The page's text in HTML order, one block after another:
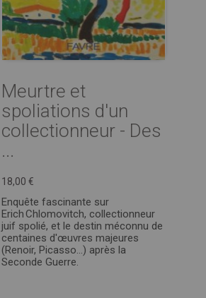
Meurtre et
spoliations d'un
collectionneur - Des
...
18,00 €
Enquête fascinante sur
Erich Chlomovitch, collectionneur
juif spolié, et le destin méconnu de
centaines d'œuvres majeures
(Renoir, Picasso...) après la
Seconde Guerre.